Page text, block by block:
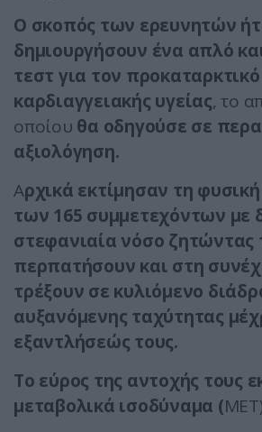
Ο σκοπός των ερευνητών
δημιουργήσουν ένα απλό
τεστ για τον
καρδιαγγειακής υγείας, το
οποίου θα οδηγούσε σε
αξιολόγηση.
Αρχικά εκτίμησαν τη
των 165 συμμετεχόντων με
στεφανιαία νόσο ζητώντας
περπατήσουν και στη
τρέξουν σε κυλιόμενο
αυξανόμενης ταχύτητας
εξαντλήσεώς τους.
Το εύρος της αντοχής τους
μεταβολικά ισοδύναμα (